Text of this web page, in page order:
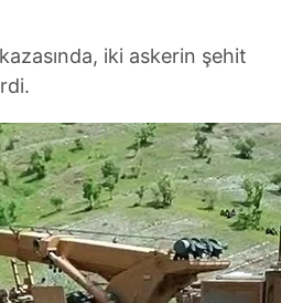
iki askerin şehit